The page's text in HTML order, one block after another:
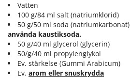
Vatten
100 g/84 ml salt (natriumklorid)
50 g/50 ml soda (natriumkarbonat)
använda kaustiksoda.
50 g/40 ml glycerol (glycerin)
50/g/40 ml propylenglykol
Ev. stärkelse (Gummi Arabicum)
Ev. arom eller snuskrydda